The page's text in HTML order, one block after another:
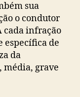
sua
o condutor
cada infração
específica de
da
média, grave